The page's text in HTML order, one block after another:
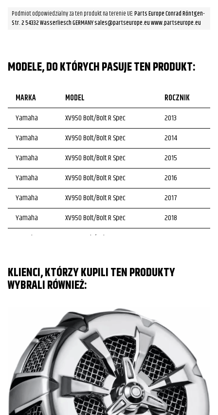
Podmiot odpowiedzialny za ten produkt na terenie UE:Parts Europe Conrad Röntgen-
Str. 2 54332 Wasserliesch GERMANY sales@partseurope.eu www.partseurope.eu
MODELE, DO KTÓRYCH PASUJE TEN PRODUKT:
MARKA MODEL
ROCZNIK
Yamaha
XV950 Bolt/Bolt R Spec
2013
Yamaha
XV950 Bolt/Bolt R Spec
2014
Yamaha
XV950 Bolt/Bolt R Spec
2015
Yamaha
XV950 Bolt/Bolt R Spec
2016
Yamaha
XV950 Bolt/Bolt R Spec
2017
Yamaha
XV950 Bolt/Bolt R Spec
2018
Yamaha
XV950 Bolt/Bolt R Spec
KLIENCI, KTÓRZY KUPILI TEN PRODUKTY
WYBRALI RÓWNIEŻ: